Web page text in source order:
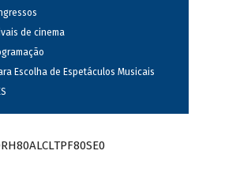
de cinema
Escolha de Espetáculos Musicais